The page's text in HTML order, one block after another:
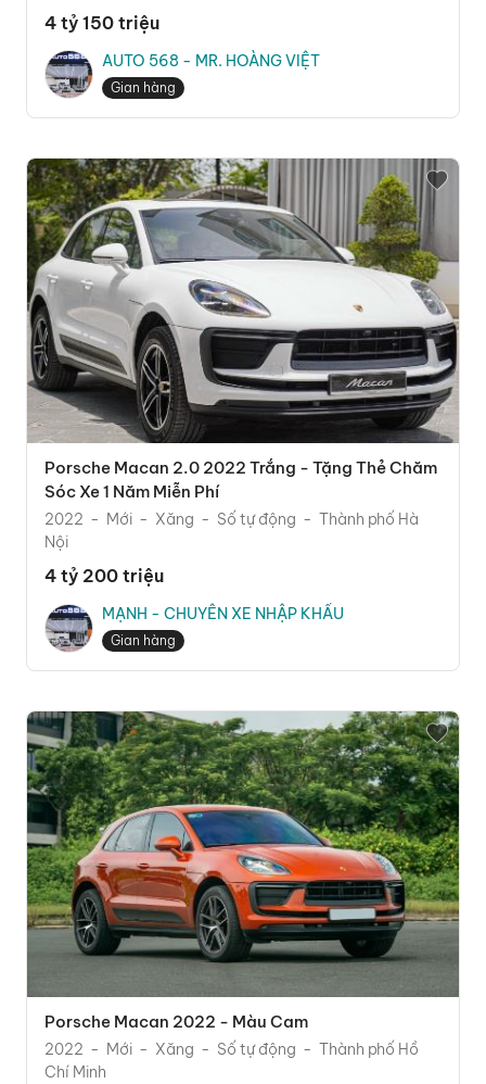
4 tỷ 150 triệu
AUTO 568 - MR. HOÀNG VIỆT
Gian hàng
Porsche Macan 2.0 2022 Trắng - Tặng Thẻ Chăm
Sóc Xe 1 Năm Miễn Phí
2022 Mới Xăng Số tự động
Thành phố Hà
Nội
4 tỷ 200 triệu
MẠNH - CHUYÊN XE NHẬP KHẨU
Gian hàng
Porsche Macan 2022 - Màu Cam
2022 Mới Xăng Số tự động
Thành phố Hồ
Chí Minh